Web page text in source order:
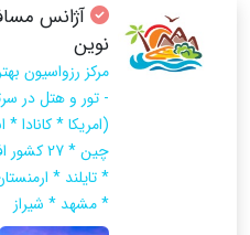
آژانس
نوین
مرکز رزواسیون
- تور و هتل در
(امریکا * کانادا
چین *
* تایلند *
* مشهد * شیراز